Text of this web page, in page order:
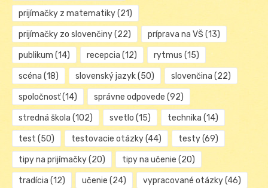
prijímačky z matematiky(21)
prijímačky zo slovenčiny(22) príprava na VŠ (13)
publikum (14) recepcia (12) rytmus (15)
scéna (18) slovenský jazyk(50) slovenčina (22)
spoločnosť(14) správne odpovede (92)
stredná škola (102) svetlo (15) technika (14)
test (50) testovacie otázky(44) testy(69)
tipy na prijímačky(20) tipy na učenie (20)
tradícia (12) učenie (24) vypracované otázky(46)